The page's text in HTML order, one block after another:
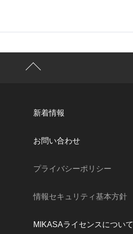
新着情報
お問い合わせ
プライバシーポリシー
情報セキュリティ基本方針
MIKASAライセンスについて